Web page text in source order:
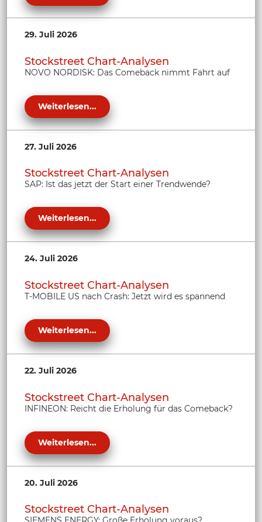
29. Juli 2026
Stockstreet Chart-Analysen
NOVO NORDISK: Das Comeback nimmt Fahrt auf
Weiterlesen...
27. Juli 2026
Stockstreet Chart-Analysen
SAP: Ist das jetzt der Start einer Trendwende?
Weiterlesen...
24. Juli 2026
Stockstreet Chart-Analysen
T-MOBILE US nach Crash: Jetzt wird es spannend
Weiterlesen...
22. Juli 2026
Stockstreet Chart-Analysen
INFINEON: Reicht die Erholung für das Comeback?
Weiterlesen...
20. Juli 2026
Stockstreet Chart-Analysen